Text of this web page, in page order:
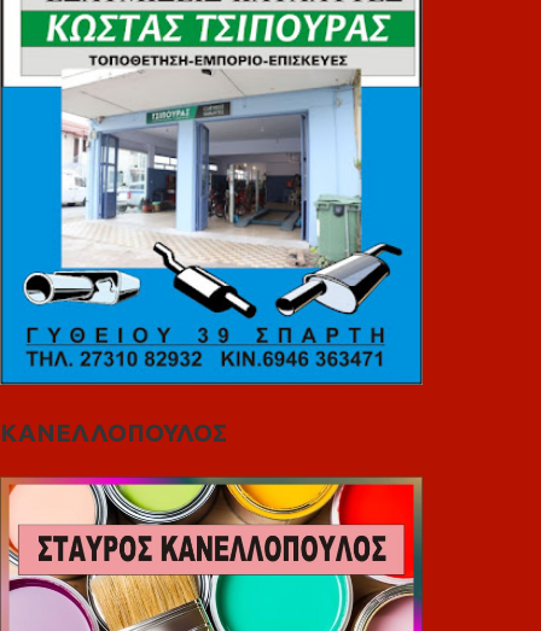
ΚΑΝΕΛΛΟΠΟΥΛΟΣ